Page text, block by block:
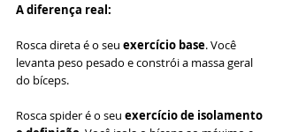
A diferença real:
Rosca direta é o seu exercício base. Você
levanta peso pesado e constrói a massa geral
do bíceps.
Rosca spider é o seu exercício de isolamento